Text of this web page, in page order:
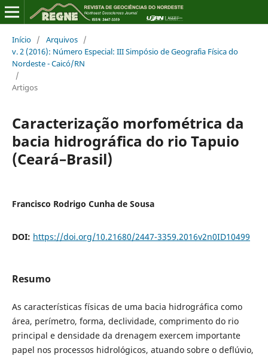
Início / Arquivos /
v. 2 (2016): Número Especial: III Simpósio de Geografia Física do
Nordeste - Caicó/RN
/
Artigos
Caracterização morfométrica da
bacia hidrográfica do rio Tapuio
(Ceará–Brasil)
Francisco Rodrigo Cunha de Sousa
DOI: https://doi.org/10.21680/2447-3359.2016v2n0ID10499
Resumo
As características físicas de uma bacia hidrográfica como
área, perímetro, forma, declividade, comprimento do rio
principal e densidade da drenagem exercem importante
papel nos processos hidrológicos, atuando sobre o deflúvio,